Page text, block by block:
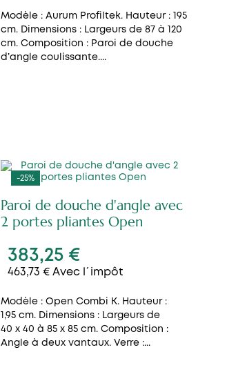
Modèle : Aurum Profiltek. Hauteur : 195
cm. Dimensions : Largeurs de 87 à 120
cm. Composition : Paroi de douche
d’angle coulissante....
-25%
Paroi de douche d'angle avec
2 portes pliantes Open
383,25 €
463,73 € Avec l´impôt
Modèle : Open Combi K. Hauteur :
1,95 cm. Dimensions : Largeurs de
40 x 40 à 85 x 85 cm. Composition :
Angle à deux vantaux. Verre :...